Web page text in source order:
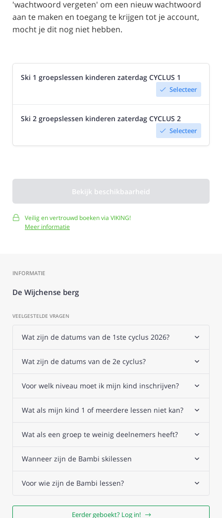
'wachtwoord vergeten' om een nieuw wachtwoord
aan te maken en toegang te krijgen tot je account,
mocht je dit nog niet hebben.
Ski 1 groepslessen kinderen zaterdag CYCLUS 1
 Selecteer
Ski 2 groepslessen kinderen zaterdag CYCLUS 2
 Selecteer
Bekijk beschikbaarheid
Veilig en vertrouwd boeken via VIKING!
Meer informatie
INFORMATIE
De Wijchense berg
VEELGESTELDE VRAGEN
Wat zijn de datums van de 1ste cyclus 2026?
Wat zijn de datums van de 2e cyclus?
Voor welk niveau moet ik mijn kind inschrijven?
Wat als mijn kind 1 of meerdere lessen niet kan?
Wat als een groep te weinig deelnemers heeft?
Wanneer zijn de Bambi skilessen
Voor wie zijn de Bambi lessen?
Eerder geboekt? Log in!